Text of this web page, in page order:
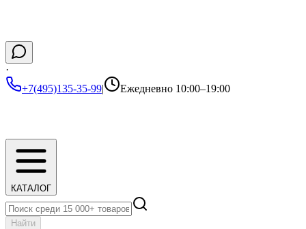
·
+7(495)135-35-99| Ежедневно 10:00–19:00
КАТАЛОГ
Найти